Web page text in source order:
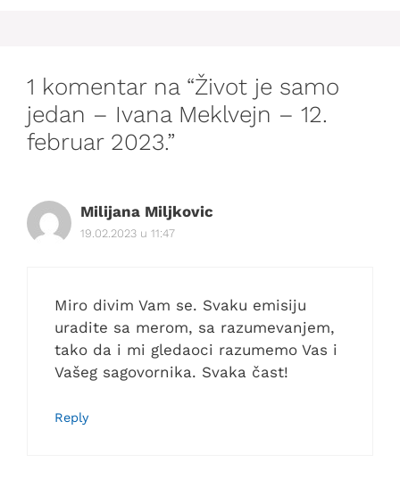
1 komentar na “Život je samo
jedan – Ivana Meklvejn – 12.
februar 2023.”
Milijana Miljkovic
19.02.2023 u 11:47
Miro divim Vam se. Svaku emisiju
uradite sa merom, sa razumevanjem,
tako da i mi gledaoci razumemo Vas i
Vašeg sagovornika. Svaka čast!
Reply